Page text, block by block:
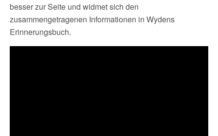
besser zur Seite und widmet sich den
zusammengetragenen Informationen in Wydens
Erinnerungsbuch.